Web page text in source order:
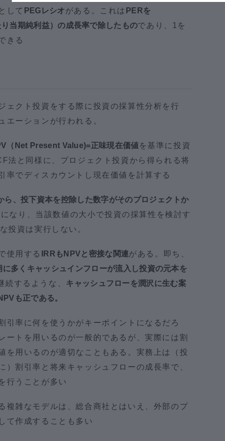
して PEGレシオがある。これは PERを
当期純利益）の成長率で除したものであり、1を
きる
ェクト投資をする際に投資の採算性分析を行
エーションが行われる。
（Net Present Value)=正味現在価値を基準に投資
法と同様に、プロジェクト投資から得られる将
率でディスカウントし現在価値を計算する
、投下資本を控除した数字がそのプロジェクトか
なり、当該数値の大小で投資の採算性を検討す
投資は実行しない。
使用する IRRもNPVと密接な関連がある。即ち、
多くキャッシュインフローが流入し投資の元本を
続するような、 キャッシュフローを潤沢に生む案
も正である。
引率に何を使うかがキーポイントになるだろ
ートを用いるのが一般的であるが、実際には割
を用いるのが適切なこともある。実務上は（投
）割引率と将来キャッシュフローの成長率で、
行うことが多い
複雑なモデルは、総合商社とはいえ、外部のプ
て作成することも多い